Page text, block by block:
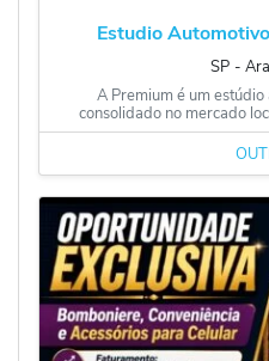
Estudio
SP ‐
A Premium é um
consolidado no mercado